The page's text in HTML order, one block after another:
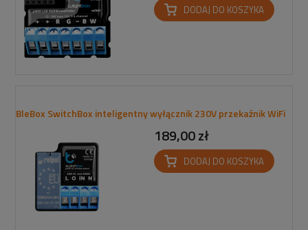
DODAJ DO KOSZYKA
BleBox SwitchBox inteligentny wyłącznik 230V przekaźnik WiFi
189,00 zł
DODAJ DO KOSZYKA